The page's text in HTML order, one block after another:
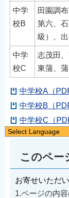
中学
校B
田園調
第六、
級）、
中学
校C
志茂田
東蒲、蒲
中学校A（
中学校B（
中学校C（
このペー
お寄せいただ
1.ページの内
Select Language
English
简体中文
繁體中文